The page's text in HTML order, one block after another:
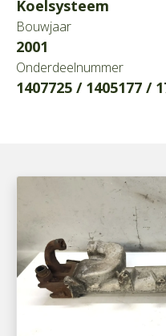
Koelsysteem
Bouwjaar
2001
Onderdeelnummer
1407725 / 1405177 /